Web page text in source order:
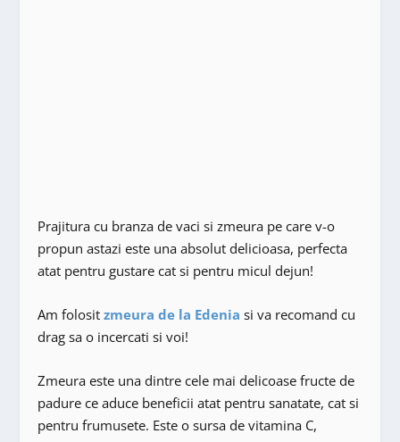
Prajitura cu branza de vaci si zmeura pe care v-o
propun astazi este una absolut delicioasa, perfecta
atat pentru gustare cat si pentru micul dejun!
Am folositzmeura de la Edenia si va recomand cu
drag sa o incercati si voi!
Zmeura este una dintre cele mai delicoase fructe de
padure ce aduce beneficii atat pentru sanatate, cat si
pentru frumusete. Este o sursa de vitamina C,